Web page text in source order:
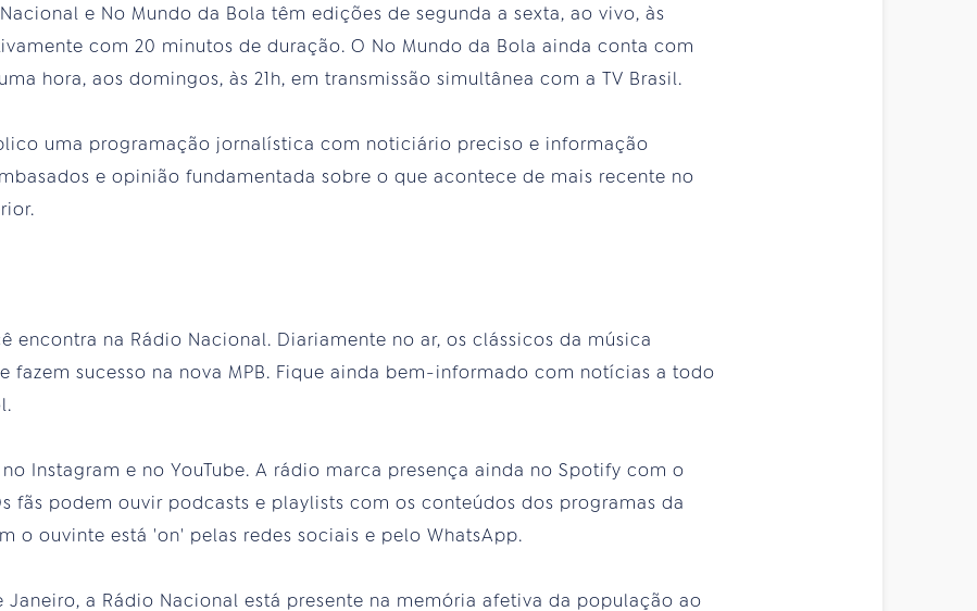
e No Mundo da Bola têm edições de segunda a sexta, ao vivo, às
com 20 minutos de duração. O No Mundo da Bola ainda conta com
hora, aos domingos, às 21h, em transmissão simultânea com a TV Brasil.
uma programação jornalística com noticiário preciso e informação
e opinião fundamentada sobre o que acontece de mais recente no
encontra na Rádio Nacional. Diariamente no ar, os clássicos da música
fazem sucesso na nova MPB. Fique ainda bem-informado com notícias a todo
Instagram e no YouTube. A rádio marca presença ainda no Spotify com o
fãs podem ouvir podcasts e playlists com os conteúdos dos programas da
o ouvinte está 'on' pelas redes sociais e pelo WhatsApp.
Janeiro, a Rádio Nacional está presente na memória afetiva da população ao